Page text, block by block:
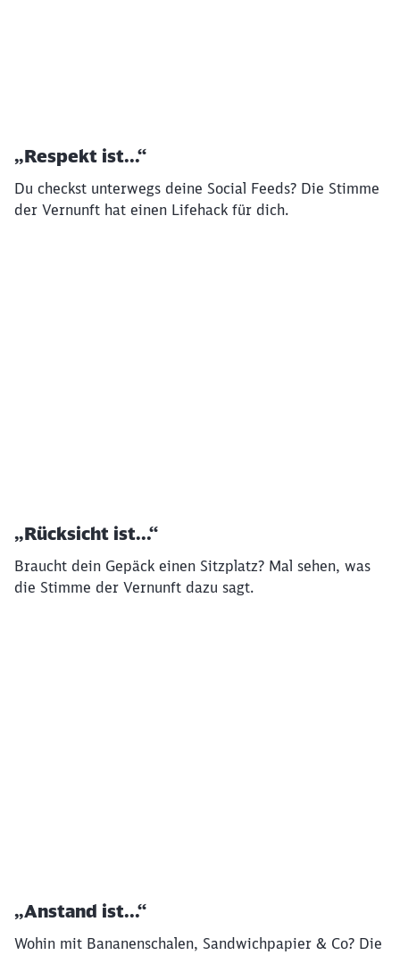
„Respekt ist...“
Du checkst unterwegs deine Social Feeds? Die Stimme
der Vernunft hat einen Lifehack für dich.
„Rücksicht ist...“
Braucht dein Gepäck einen Sitzplatz? Mal sehen, was
die Stimme der Vernunft dazu sagt.
„Anstand ist...“
Wohin mit Bananenschalen, Sandwichpapier & Co? Die